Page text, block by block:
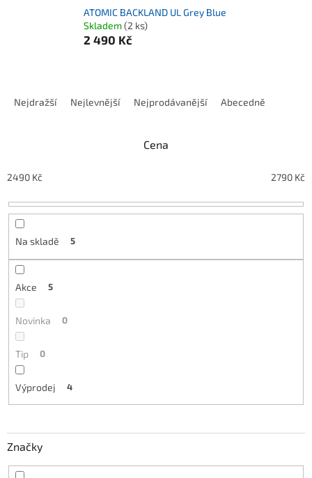
ATOMIC BACKLAND UL Grey Blue
Skladem(2 ks)
2 490 Kč
Nejdražší Nejlevnější Nejprodávanější Abecedně
Cena
2490 Kč 2790 Kč
Na skladě 5
Akce 5
Novinka 0
Tip 0
Výprodej 4
Značky